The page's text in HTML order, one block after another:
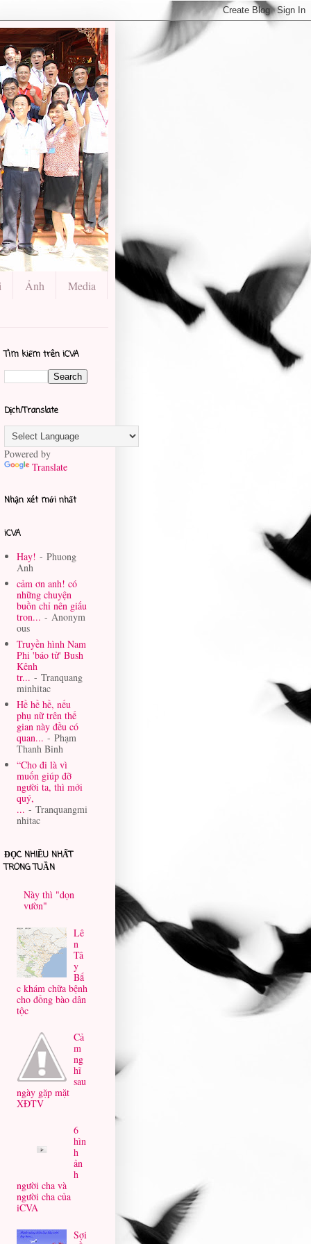
Ảnh
Media
Tìm kiếm trên iCVA
Dịch/Translate
Powered by
Translate
Nhận xét mới nhất
iCVA
Hay! - Phuong
Anh
cảm ơn anh! có
những chuyện
buồn chỉ nên giấu
tron... - Anonym
ous
Truyền hình Nam
Phi 'báo tử' Bush
Kênh
tr... - Tranquang
minhitac
Hề hề hề, nếu
phụ nữ trên thế
gian này đều có
quan... - Phạm
Thanh Binh
“Cho đi là vì
muốn giúp đỡ
người ta, thì mới
quý,
... - Tranquangmi
nhitac
ĐỌC NHIỀU NHẤT
TRONG TUẦN
Này thì "dọn
vườn"
Lê
n
Tâ
y
Bắ
c khám chữa bệnh
cho đồng bào dân
tộc
Cả
m
ng
hĩ
sau
ngày gặp mặt
XĐTV
6
hìn
h
ản
h
người cha và
người cha của
iCVA
Sợi